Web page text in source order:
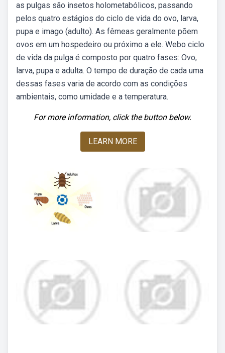
as pulgas são insetos holometabólicos, passando
pelos quatro estágios do ciclo de vida do ovo, larva,
pupa e imago (adulto). As fêmeas geralmente põem
ovos em um hospedeiro ou próximo a ele. Webo ciclo
de vida da pulga é composto por quatro fases: Ovo,
larva, pupa e adulta. O tempo de duração de cada uma
dessas fases varia de acordo com as condições
ambientais, como umidade e a temperatura.
For more information, click the button below.
LEARN MORE